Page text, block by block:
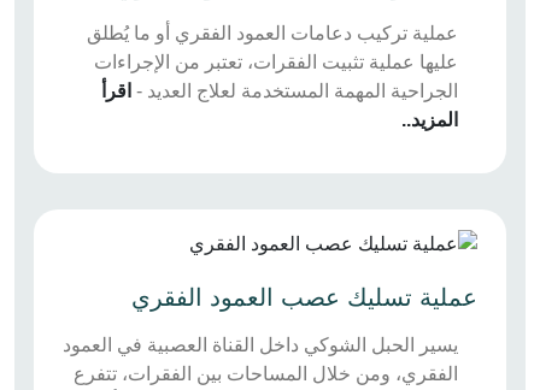
عملية تركيب دعامات العمود الفقري أو ما يُطلق
عليها عملية تثبيت الفقرات، تعتبر من الإجراءات
الجراحية المهمة المستخدمة لعلاج العديد - اقرأ
المزيد..
عملية تسليك عصب العمود الفقري
يسير الحبل الشوكي داخل القناة العصبية في العمود
الفقري، ومن خلال المساحات بين الفقرات، تتفرع